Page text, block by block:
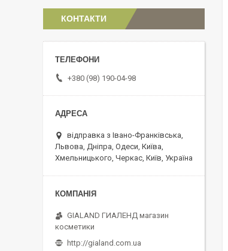
КОНТАКТИ
+380 (98) 190-04-98
відправка з Івано-Франківська,
Львова, Дніпра, Одеси, Київа,
Хмельницького, Черкас, Київ, Україна
GIALAND ГИАЛЕНД магазин
косметики
http://gialand.com.ua